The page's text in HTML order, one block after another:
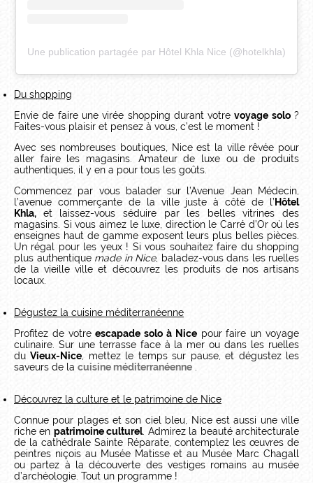
Une publication partagée par Hôtel Khla Nice (@hotelkhla)
Du shopping
Envie de faire une virée shopping durant votrevoyage solo?
Faites-vous plaisir et pensez à vous, c’est le moment !
Avec ses nombreuses boutiques, Nice est la ville rêvée pour
aller faire les magasins. Amateur de luxe ou de produits
authentiques, il y en a pour tous les goûts.
Commencez par vous balader sur l’Avenue Jean Médecin,
l’avenue commerçante de la ville juste à côté de l’ Hôtel
Khla, et laissez-vous séduire par les belles vitrines des
magasins. Si vous aimez le luxe, direction le Carré d’Or où les
enseignes haut de gamme exposent leurs plus belles pièces.
Un régal pour les yeux ! Si vous souhaitez faire du shopping
plus authentique made in Nice, baladez-vous dans les ruelles
de la vieille ville et découvrez les produits de nos artisans
locaux.
Dégustez la cuisine méditerranéenne
Profitez de votreescapade solo à Nicepour faire un voyage
culinaire. Sur une terrasse face à la mer ou dans les ruelles
duVieux-Nice , mettez le temps sur pause, et dégustez les
saveurs de la cuisine méditerranéenne
Découvrez la culture et le patrimoine de Nice
Connue pour plages et son ciel bleu, Nice est aussi une ville
riche en patrimoine culturel. Admirez la beauté architecturale
de la cathédrale Sainte Réparate, contemplez les œuvres de
peintres niçois au Musée Matisse et au Musée Marc Chagall
ou partez à la découverte des vestiges romains au musée
d’archéologie. Tout un programme !